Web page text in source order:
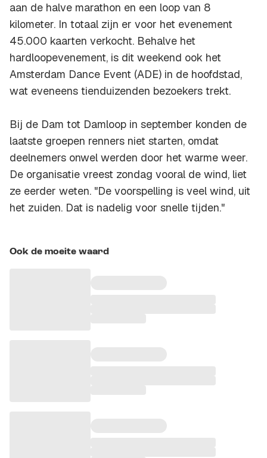
aan de halve marathon en een loop van 8
kilometer. In totaal zijn er voor het evenement
45.000 kaarten verkocht. Behalve het
hardloopevenement, is dit weekend ook het
Amsterdam Dance Event (ADE) in de hoofdstad,
wat eveneens tienduizenden bezoekers trekt.
Bij de Dam tot Damloop in september konden de
laatste groepen renners niet starten, omdat
deelnemers onwel werden door het warme weer.
De organisatie vreest zondag vooral de wind, liet
ze eerder weten. "De voorspelling is veel wind, uit
het zuiden. Dat is nadelig voor snelle tijden."
Ook de moeite waard